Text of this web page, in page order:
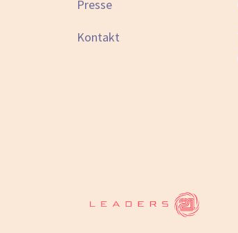
Presse
Kontakt